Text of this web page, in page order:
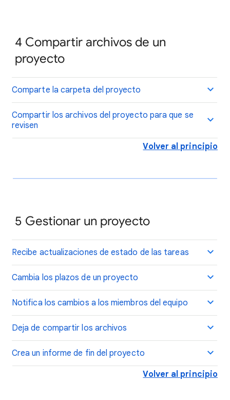
4 Compartir archivos de un
proyecto
Comparte la carpeta del proyecto
Compartir los archivos del proyecto para que se
revisen
Volver al principio
5 Gestionar un proyecto
Recibe actualizaciones de estado de las tareas
Cambia los plazos de un proyecto
Notifica los cambios a los miembros del equipo
Deja de compartir los archivos
Crea un informe de fin del proyecto
Volver al principio